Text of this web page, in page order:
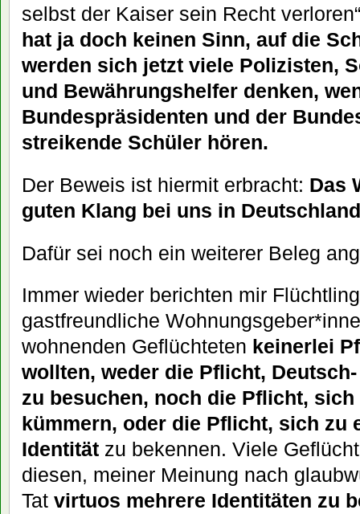
selbst der Kaiser sein Recht
hat ja doch keinen Sinn, auf die
werden sich jetzt viele Polizisten,
und Bewährungshelfer denken,
Bundespräsidenten und der
streikende Schüler hören.
Der Beweis ist hiermit erbracht: Das
guten Klang bei uns in
Dafür sei noch ein weiterer Beleg
Immer wieder berichten mir
gastfreundliche
wohnenden Geflüchteten keinerlei
wollten, weder die Pflicht,
zu besuchen, noch die Pflicht,
kümmern, oder die Pflicht, sich zu
Identität zu bekennen. Viele
diesen, meiner Meinung nach
Tat virtuos mehrere Identitäten zu